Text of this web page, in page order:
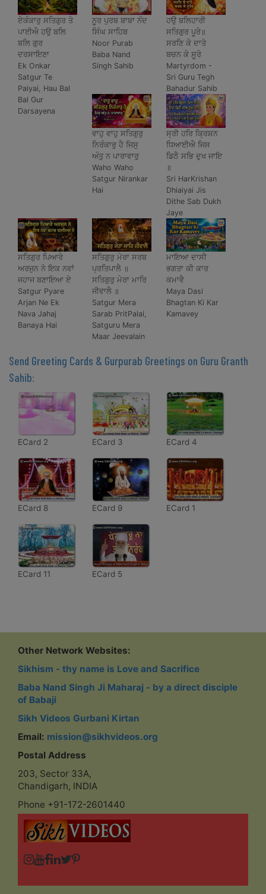
ਏਕੰਕਾਰੁ ਸਤਿਗੁਰ ਤੇ
ਪਾਈਐ ਹਉ ਬਲਿ
ਬਲਿ ਗੁਰ
ਦਰਸਾਇਣਾ
Ek Onkar
Satgur Te
Paiyai, Hau Bal
Bal Gur
Darsayena
ਨੂਰ ਪੁਰਬ ਬਾਬਾ ਨੰਦ
ਸਿੰਘ ਸਾਹਿਬ
Noor Purab
Baba Nand
Singh Sahib
ਹਉ ਬਲਿਹਾਰੀ
ਸਤਿਗੁਰ ਪੂਰੇ॥
ਸਰਣਿ ਕੇ ਦਾਤੇ
ਬਚਨ ਕੇ ਸੂਰੇ
Martyrdom -
Sri Guru Tegh
Bahadur Sahib
ਵਾਹੁ ਵਾਹੁ ਸਤਿਗੁਰੁ
ਨਿਰੰਕਾਰੁ ਹੈ ਜਿਸੁ
ਅੰਤੁ ਨ ਪਾਰਾਵਾਰੁ
Waho Waho
Satgur Nirankar
Hai
ਸ੍ਰੀ ਹਰਿ ਕ੍ਰਿਸ਼ਨ
ਧਿਆਈਐ ਜਿਸ
ਡਿਠੈ ਸਭਿ ਦੁਖ ਜਾਇ
॥
Sri HarKrishan
Dhiaiyai Jis
Dithe Sab Dukh
Jaye
ਸਤਿਗੁਰ ਪਿਆਰੇ
ਅਰਜੁਨ ਨੇ ਇਕ ਨਵਾਂ
ਜਹਾਜ ਬਣਾਇਆ ਏ
Satgur Pyare
Arjan Ne Ek
Nava Jahaj
Banaya Hai
ਸਤਿਗੁਰੁ ਮੇਰਾ ਸਰਬ
ਪ੍ਰਤਿਪਾਲੈ ॥
ਸਤਿਗੁਰੁ ਮੇਰਾ ਮਾਰਿ
ਜੀਵਾਲੈ ॥
Satgur Mera
Sarab PritPalai,
Satguru Mera
Maar Jeevalain
ਮਾਇਆ ਦਾਸੀ
ਭਗਤਾ ਕੀ ਕਾਰ
ਕਮਾਵੈ
Maya Dasi
Bhagtan Ki Kar
Kamavey
Send Greeting Cards & Gurpurab Greetings on Guru Granth
Sahib:
ECard 2 ECard 3 ECard 4
ECard 8 ECard 9 ECard 1
ECard 11 ECard 5
Other Network Websites:
Sikhism - thy name is Love and Sacrifice
Baba Nand Singh Ji Maharaj - by a direct disciple
of Babaji
Sikh Videos Gurbani Kirtan
Email: mission@sikhvideos.org
Postal Address
203, Sector 33A,
Chandigarh, INDIA
Phone +91-172-2601440